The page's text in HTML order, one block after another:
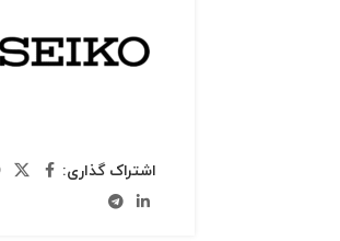
اشتراک گذاری: